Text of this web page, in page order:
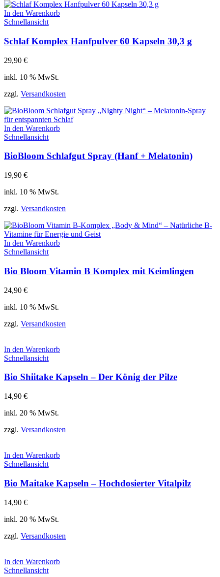
In den Warenkorb
Schnellansicht
Schlaf Komplex Hanfpulver 60 Kapseln 30,3 g
29,90 €
inkl. 10 % MwSt.
zzgl. Versandkosten
In den Warenkorb
Schnellansicht
BioBloom Schlafgut Spray (Hanf + Melatonin)
19,90 €
inkl. 10 % MwSt.
zzgl. Versandkosten
In den Warenkorb
Schnellansicht
Bio Bloom Vitamin B Komplex mit Keimlingen
24,90 €
inkl. 10 % MwSt.
zzgl. Versandkosten
In den Warenkorb
Schnellansicht
Bio Shiitake Kapseln – Der König der Pilze
14,90 €
inkl. 20 % MwSt.
zzgl. Versandkosten
In den Warenkorb
Schnellansicht
Bio Maitake Kapseln – Hochdosierter Vitalpilz
14,90 €
inkl. 20 % MwSt.
zzgl. Versandkosten
In den Warenkorb
Schnellansicht